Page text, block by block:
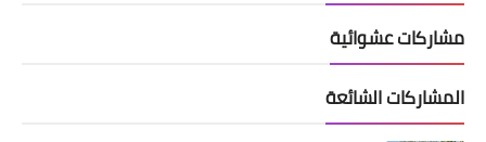
مشاركات عشوائية
المشاركات الشائعة